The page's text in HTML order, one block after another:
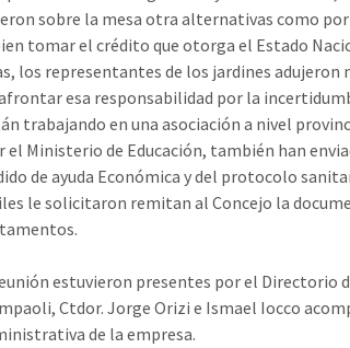
sobre la mesa otra alternativas como
tomar el crédito que otorga el Estado
los representantes de los jardines adujeron
esa responsabilidad por la
trabajando en una asociación a nivel
el Ministerio de Educación, también han
de ayuda Económica y del protocolo
le solicitaron remitan al Concejo la
estuvieron presentes por el Directorio
Ctdor. Jorge Orizi e Ismael Iocco
de la empresa.